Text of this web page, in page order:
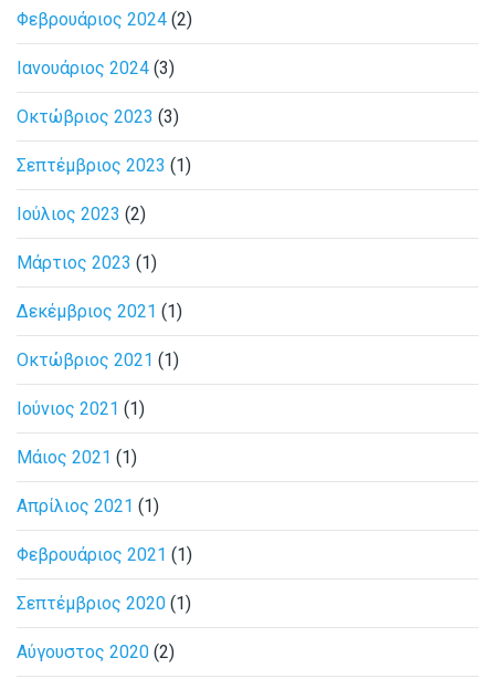
Φεβρουάριος 2024 (2)
Ιανουάριος 2024 (3)
Οκτώβριος 2023 (3)
Σεπτέμβριος 2023 (1)
Ιούλιος 2023 (2)
Μάρτιος 2023 (1)
Δεκέμβριος 2021 (1)
Οκτώβριος 2021 (1)
Ιούνιος 2021 (1)
Μάιος 2021 (1)
Απρίλιος 2021 (1)
Φεβρουάριος 2021 (1)
Σεπτέμβριος 2020 (1)
Αύγουστος 2020 (2)